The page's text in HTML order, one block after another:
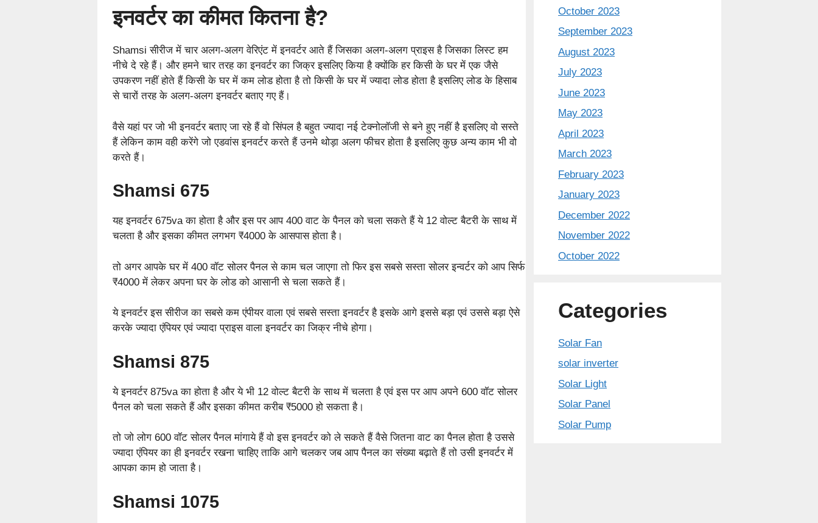
इनवर्टर का कीमत कितना है?
Shamsi सीरीज में चार अलग-अलग वेरिएंट में इनवर्टर आते हैं जिसका अलग-अलग प्राइस है जिसका लिस्ट हम
नीचे दे रहे हैं। और हमने चार तरह का इनवर्टर का जिक्र इसलिए किया है क्योंकि हर किसी के घर में एक जैसे
उपकरण नहीं होते हैं किसी के घर में कम लोड होता है तो किसी के घर में ज्यादा लोड होता है इसलिए लोड के हिसाब
से चारों तरह के अलग-अलग इनवर्टर बताए गए हैं।
वैसे यहां पर जो भी इनवर्टर बताए जा रहे हैं वो सिंपल है बहुत ज्यादा नई टेक्नोलॉजी से बने हुए नहीं है इसलिए वो सस्ते
हैं लेकिन काम वही करेंगे जो एडवांस इनवर्टर करते हैं उनमे थोड़ा अलग फीचर होता है इसलिए कुछ अन्य काम भी वो
करते हैं।
Shamsi 675
यह इनवर्टर 675va का होता है और इस पर आप 400 वाट के पैनल को चला सकते हैं ये 12 वोल्ट बैटरी के साथ में
चलता है और इसका कीमत लगभग ₹4000 के आसपास होता है।
तो अगर आपके घर में 400 वॉट सोलर पैनल से काम चल जाएगा तो फिर इस सबसे सस्ता सोलर इन्वर्टर को आप सिर्फ
₹4000 में लेकर अपना घर के लोड को आसानी से चला सकते हैं।
ये इनवर्टर इस सीरीज का सबसे कम एंपीयर वाला एवं सबसे सस्ता इनवर्टर है इसके आगे इससे बड़ा एवं उससे बड़ा ऐसे
करके ज्यादा एंपियर एवं ज्यादा प्राइस वाला इनवर्टर का जिक्र नीचे होगा।
Shamsi 875
ये इनवर्टर 875va का होता है और ये भी 12 वोल्ट बैटरी के साथ में चलता है एवं इस पर आप अपने 600 वॉट सोलर
पैनल को चला सकते हैं और इसका कीमत करीब ₹5000 हो सकता है।
तो जो लोग 600 वॉट सोलर पैनल मांगाये हैं वो इस इनवर्टर को ले सकते हैं वैसे जितना वाट का पैनल होता है उससे
ज्यादा एंपियर का ही इनवर्टर रखना चाहिए ताकि आगे चलकर जब आप पैनल का संख्या बढ़ाते हैं तो उसी इनवर्टर में
आपका काम हो जाता है।
Shamsi 1075
October 2023
September 2023
August 2023
July 2023
June 2023
May 2023
April 2023
March 2023
February 2023
January 2023
December 2022
November 2022
October 2022
Categories
Solar Fan
solar inverter
Solar Light
Solar Panel
Solar Pump